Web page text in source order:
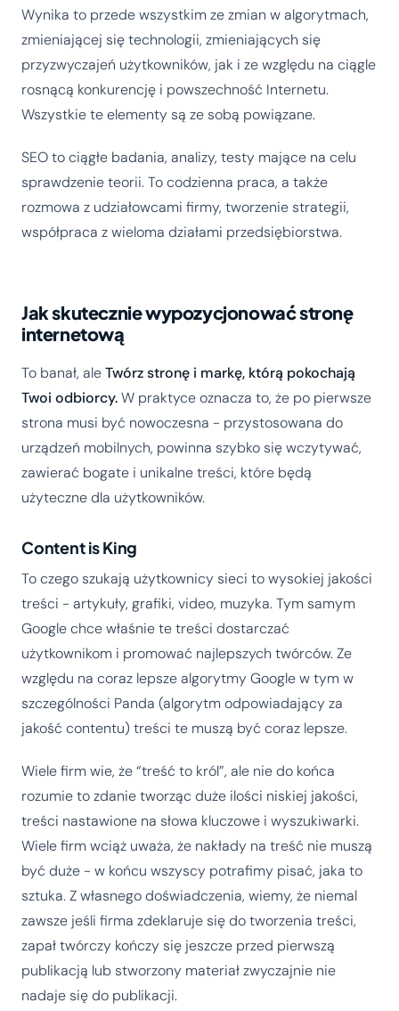
Wynika to przede wszystkim ze zmian w algorytmach,
zmieniającej się technologii, zmieniających się
przyzwyczajeń użytkowników, jak i ze względu na ciągle
rosnącą konkurencję i powszechność Internetu.
Wszystkie te elementy są ze sobą powiązane.
SEO to ciągłe badania, analizy, testy mające na celu
sprawdzenie teorii. To codzienna praca, a także
rozmowa z udziałowcami firmy, tworzenie strategii,
współpraca z wieloma działami przedsiębiorstwa.
Jak skutecznie wypozycjonować stronę
internetową
To banał, aleTwórz stronę i markę, którą pokochają
Twoi odbiorcy.W praktyce oznacza to, że po pierwsze
strona musi być nowoczesna - przystosowana do
urządzeń mobilnych, powinna szybko się wczytywać,
zawierać bogate i unikalne treści, które będą
użyteczne dla użytkowników.
Content is King
To czego szukają użytkownicy sieci to wysokiej jakości
treści - artykuły, grafiki, video, muzyka. Tym samym
Google chce właśnie te treści dostarczać
użytkownikom i promować najlepszych twórców. Ze
względu na coraz lepsze algorytmy Google w tym w
szczególności Panda (algorytm odpowiadający za
jakość contentu) treści te muszą być coraz lepsze.
Wiele firm wie, że “treść to król”, ale nie do końca
rozumie to zdanie tworząc duże ilości niskiej jakości,
treści nastawione na słowa kluczowe i wyszukiwarki.
Wiele firm wciąż uważa, że nakłady na treść nie muszą
być duże - w końcu wszyscy potrafimy pisać, jaka to
sztuka. Z własnego doświadczenia, wiemy, że niemal
zawsze jeśli firma zdeklaruje się do tworzenia treści,
zapał twórczy kończy się jeszcze przed pierwszą
publikacją lub stworzony materiał zwyczajnie nie
nadaje się do publikacji.